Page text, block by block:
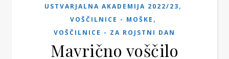
USTVARJALNA AKADEMIJA 2022/23,
VOŠČILNICE - MOŠKE ,
VOŠČILNICE - ZA ROJSTNI DAN
Mavrično voščilo